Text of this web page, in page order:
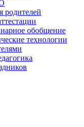
родителей
обобщение
технологии